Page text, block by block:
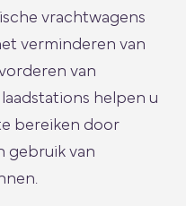
vrachtwagens
verminderen van
van
helpen u
bereiken door
gebruik van